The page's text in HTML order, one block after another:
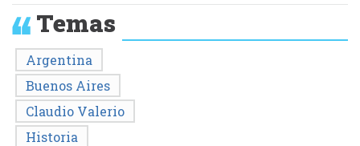
Temas
Argentina
Buenos Aires
Claudio Valerio
Historia